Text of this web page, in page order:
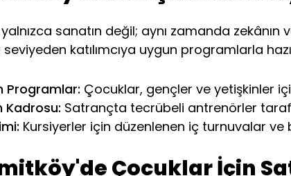
sanatın değil; aynı zamanda
katılımcıya uygun programlarla
Programlar: Çocuklar, gençler ve yetişkinler
Kadrosu: Satrançta tecrübeli antrenörler
Kursiyerler için düzenlenen iç turnuvalar ve
Çocuklar İçin